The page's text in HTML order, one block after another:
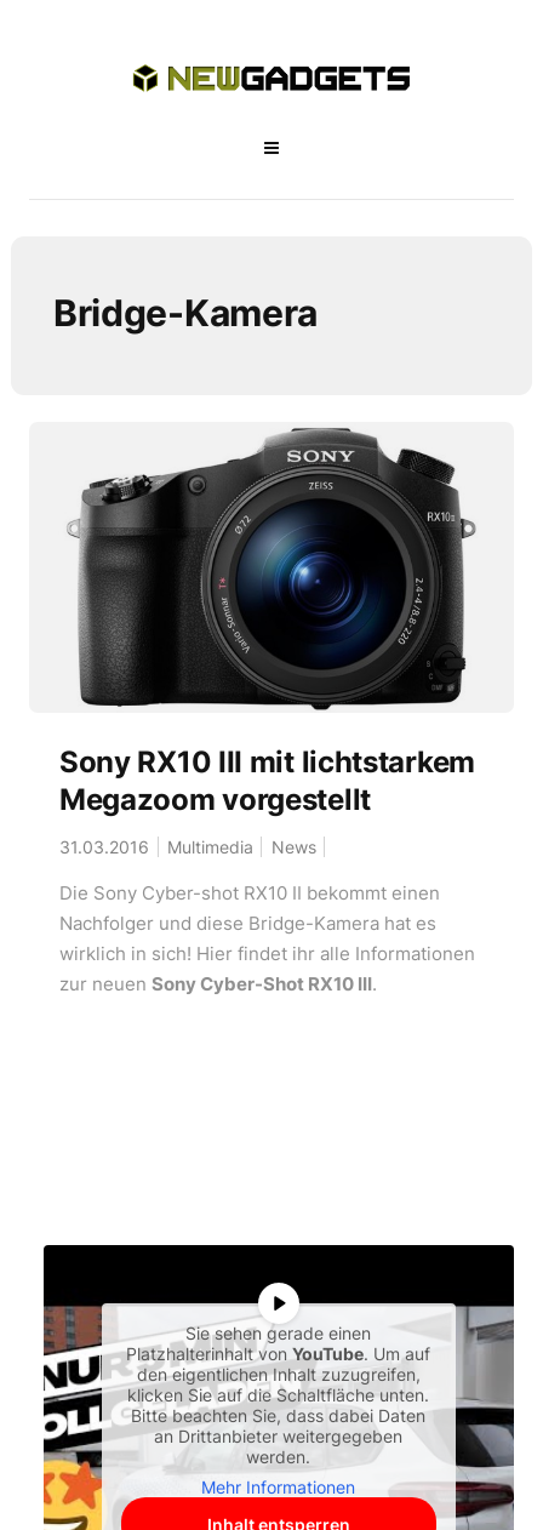
Bridge-Kamera
Sony RX10 III mit lichtstarkem
Megazoom vorgestellt
31.03.2016 Multimedia News
Die Sony Cyber-shot RX10 II bekommt einen
Nachfolger und diese Bridge-Kamera hat es
wirklich in sich! Hier findet ihr alle Informationen
zur neuen Sony Cyber-Shot RX10 III.
Sie sehen gerade einen
Platzhalterinhalt vonYouTube. Um auf
den eigentlichen Inhalt zuzugreifen,
klicken Sie auf die Schaltfläche unten.
Bitte beachten Sie, dass dabei Daten
an Drittanbieter weitergegeben
werden.
Mehr Informationen
Inhalt entsperren